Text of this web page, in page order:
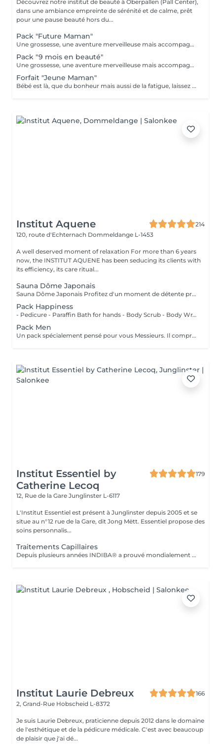
Découvrez notre institut de beauté à Oberpallen (Pall Center),
dans une ambiance empreinte de sérénité et de calme, prêt
pour une pause beauté hors du...
Pack "Future Maman"
Une grossesse, une aventure merveilleuse mais accompagnée bien souvent de fatigue, jambes lourdes, teint brouillé, morale up and down, alors pour vous soulager, nous avons créé nos packs. A commencer au second trimestre : - 6 massages prénatals (à raison d'un/mois) - 1 soin visage Bulle de douceur / purifiant ou hydratant intense selon votre type de peau (avant l'arrivée de bébé et la maternité) - 2 beautés des pieds, car à moins d'être une acrobate en fin de parcours nos pieds sont loin ;-) - 1 crème spéciale vergetures Clarins et 1 protection UV 50 pour éviter les tâches pigmentaires Prix spécial de 920€ au lieu de 1135€ A offrir ou à s'offrir
Pack "9 mois en beauté"
Une grossesse, une aventure merveilleuse mais accompagnée bien souvent de fatigue, jambes lourdes, teint brouillé, morale up and down, alors pour vous soulager, nous avons créé nos packs. A commencer au second trimestre : - 12 massages prénatals (à raison de 2/mois) - 4 soins visage Bulle de douceur / purifiant ou hydratant intense selon votre type de peau (à étaler selon vos envies ou toutes 6 semaines) - 3 beautés des pieds, car à moins d'être une acrobate en fin de parcours nos pieds sont loin ;-) - 1 crème spéciale vergetures Clarins, 1 huile Tonic Clarins et 1 protection UV 50 Clarins pour éviter les tâches pigmentaires Prix spécial de 1899€ au lieu de 2415€ A offrir ou à s'offrir
Forfait "Jeune Maman"
Bébé est là, que du bonheur mais aussi de la fatigue, laissez papa s'occuper de la prunelle de vos yeux et venez passer du temps chez nous pour simplement vous détendre. - Soin visage hydratant (ou autre soin complet au choix dans nos classiques) - Gommage complet du corps suivi d'un massage détente aromatique - Manucure et beauté des pieds Reconnexion totale avec vous même grâce à ce moment privilégié
Institut Aquene
214
120, route d'Echternach Dommeldange L-1453
A well deserved moment of relaxation For more than 6 years
now, the INSTITUT AQUENE has been seducing its clients with
its efficiency, its care ritual...
Sauna Dôme Japonais
Sauna Dôme Japonais Profitez d'un moment de détente profonde grâce au Sauna Dôme Japonais, une technologie de chaleur douce qui enveloppe le corps tout en laissant la tête à l'air libre. Ce soin favorise : la relaxation musculaire l'élimination des toxines l'activation de la circulation sanguine une sensation de bien-être immédiate Idéal pour relâcher les tensions, purifier l'organisme et offrir au corps un véritable moment de lâcher-prise.
Pack Happiness
- Pedicure - Paraffin Bath for hands - Body Scrub - Body Wrap - Care Hyalupro-collagen for facial (for all skin type) - Eye Bar (Mask-massage for eyes)
Pack Men
Un pack spécialement pensé pour vous Messieurs. Il comprend: - Un soin visage océan pour l'antifatigue, rafraîchir la peau et l'anti-rides. Convient à tout type de peau. - Microdermabrasion pour une peau plus douce - Un soin des yeux - Un masque de massage (Eye Bar) - Un massage crânien - Une pédicure Prix 256€ au lieu de 283€
Institut Essentiel by
Catherine Lecoq
179
12, Rue de la Gare Junglinster L-6117
L'Institut Essentiel est présent à Junglinster depuis 2005 et se
situe au n°12 rue de la Gare, dit Jong Mëtt. Essentiel propose des
soins personnalis...
Traitements Capillaires
Depuis plusieurs années INDIBA® a prouvé mondialement son efficacité à lutter contre la dégénérescence cellulaire (vieillissement cellulaire). La technologie de INDIBA® Haiwave a été spécifiquement conçue pour traiter le problème de la chute des cheveux du au vieillissement ou en raison de problèmes hormonaux. En activant la micro circulation, les racines des cheveux sont intensément nourries en oxygène et peuvent se régénérer très rapidement. Le poil sort ainsi de sa phase de repos et peut repousser. Progressivement (à p.de 4 séances) les premiers cheveux sont visibles. Le traitement doit impérativement se réaliser 3-4 fois par semaines sur une durée de 1mois (revitalisation, cheveux fins, prévention anti-chute) ou 2 mois pour la perte de cheveux et calvitie. Nous proposons un forfait de 12 séances avec une remise immédiate de 15%. 1 à 2 cure de 12 séances sont conseillés à intervalle de 4-6 semaines. N'hésitez pas à nous contacter pour plus d'information ou réserver votre séance d'information (gratuite) en ligne.
Institut Laurie Debreux
166
2, Grand-Rue Hobscheid L-8372
Je suis Laurie Debreux, praticienne depuis 2012 dans le domaine
de l'esthétique et de la pédicure médicale. C'est avec beaucoup
de plaisir que j'ai dé...